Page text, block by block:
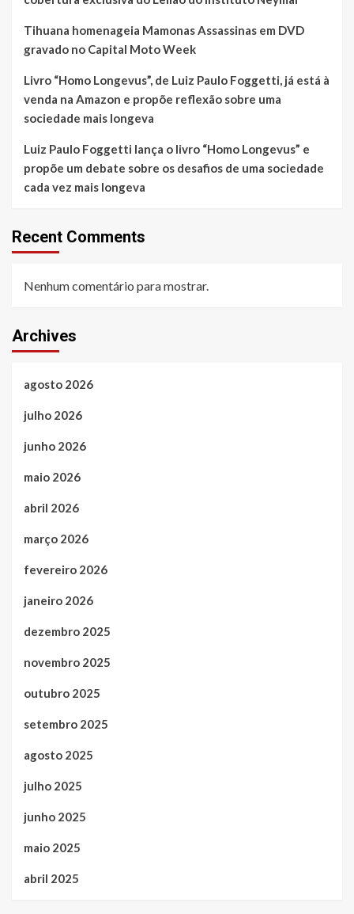
Tihuana homenageia Mamonas Assassinas em DVD
gravado no Capital Moto Week
Livro “Homo Longevus”, de Luiz Paulo Foggetti, já está à
venda na Amazon e propõe reflexão sobre uma
sociedade mais longeva
Luiz Paulo Foggetti lança o livro “Homo Longevus” e
propõe um debate sobre os desafios de uma sociedade
cada vez mais longeva
Recent Comments
Nenhum comentário para mostrar.
Archives
agosto 2026
julho 2026
junho 2026
maio 2026
abril 2026
março 2026
fevereiro 2026
janeiro 2026
dezembro 2025
novembro 2025
outubro 2025
setembro 2025
agosto 2025
julho 2025
junho 2025
maio 2025
abril 2025